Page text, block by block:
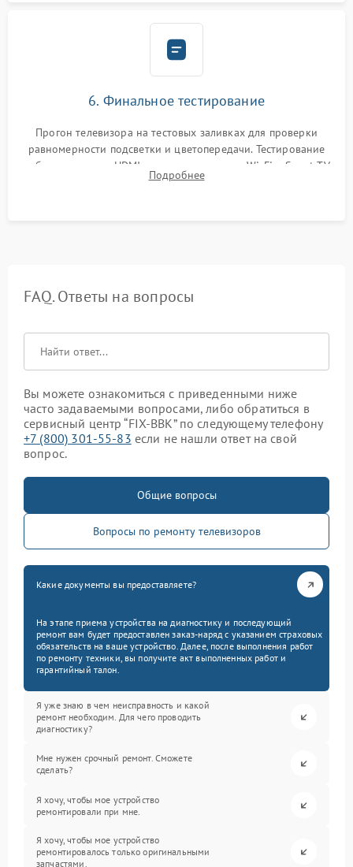
6. Финальное тестирование
Прогон телевизора на тестовых заливках для проверки
равномерности подсветки и цветопередачи. Тестирование
работы разъемов HDMI, динамиков, модуля Wi-Fi и Smart TV
в рабочем режиме в течение нескольких часов.
Подробнее
FAQ. Ответы на вопросы
Вы можете ознакомиться с приведенными ниже
часто задаваемыми вопросами, либо обратиться в
сервисный центр “FIX-BBK” по следующему телефону
+7 (800) 301-55-83 если не нашли ответ на свой
вопрос.
Общие вопросы
Вопросы по ремонту телевизоров
Какие документы вы предоставляете?
На этапе приема устройства на диагностику и последующий
ремонт вам будет предоставлен заказ-наряд с указанием страховых
обязательств на ваше устройство. Далее, после выполнения работ
по ремонту техники, вы получите акт выполненных работ и
гарантийный талон.
Я уже знаю в чем неисправность и какой
ремонт необходим. Для чего проводить
диагностику?
Мне нужен срочный ремонт. Сможете
сделать?
Я хочу, чтобы мое устройство
ремонтировали при мне.
Я хочу, чтобы мое устройство
ремонтировалось только оригинальными
запчастями.